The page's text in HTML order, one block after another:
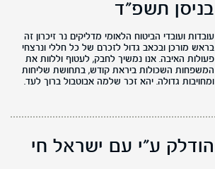
בניסן תשפ"ד
עובדות ועובדי הביטוח הלאומי מדליקים נר זיכרון זה
בראש מורכן ובכאב גדול לזכרם של כל חללי ונרצחי
פעולות האיבה. אנו נמשיך לחבק, לעטוף וללוות את
המשפחות השכולות ביראת קודש, בתחושת שליחות
ומחויבות גדולה. יהא זכר שלמה אבוטבול ברוך לעד.
הודלק ע"י עם ישראל חי